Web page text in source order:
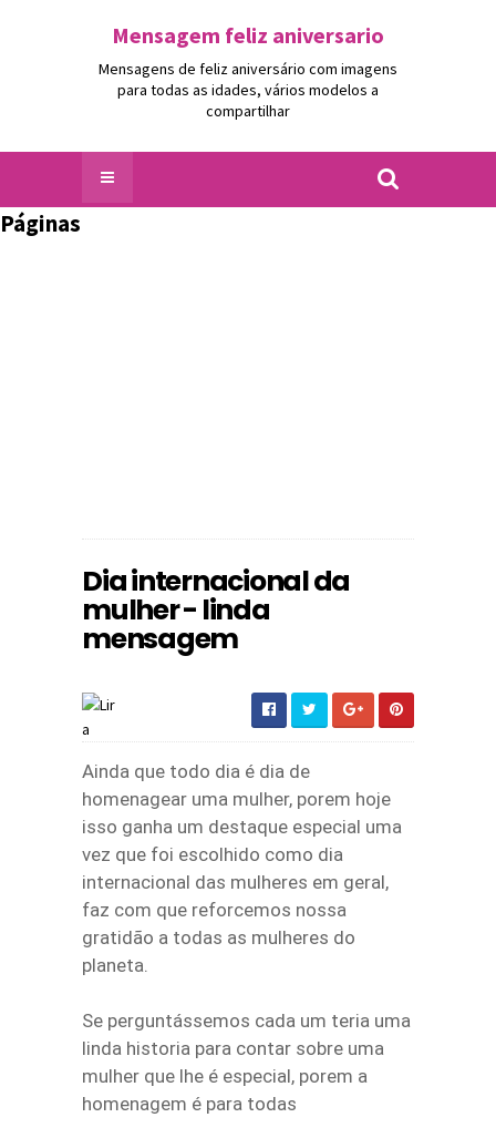
Mensagem feliz aniversario
Mensagens de feliz aniversário com imagens
para todas as idades, vários modelos a
compartilhar
Páginas
Dia internacional da
mulher - linda
mensagem
Ainda que todo dia é dia de
homenagear uma mulher, porem hoje
isso ganha um destaque especial uma
vez que foi escolhido como dia
internacional das mulheres em geral,
faz com que reforcemos nossa
gratidão a todas as mulheres do
planeta.
Se perguntássemos cada um teria uma
linda historia para contar sobre uma
mulher que lhe é especial, porem a
homenagem é para todas